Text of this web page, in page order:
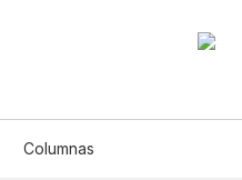
Columnas